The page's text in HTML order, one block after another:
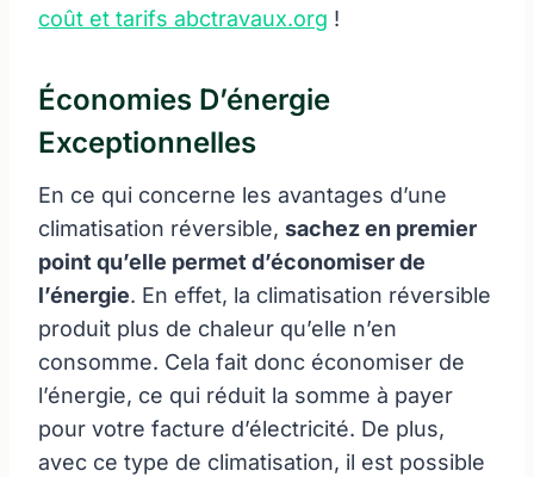
coût et tarifs abctravaux.org !
Économies D’énergie
Exceptionnelles
En ce qui concerne les avantages d’une
climatisation réversible, sachez en premier
point qu’elle permet d’économiser de
l’énergie. En effet, la climatisation réversible
produit plus de chaleur qu’elle n’en
consomme. Cela fait donc économiser de
l’énergie, ce qui réduit la somme à payer
pour votre facture d’électricité. De plus,
avec ce type de climatisation, il est possible